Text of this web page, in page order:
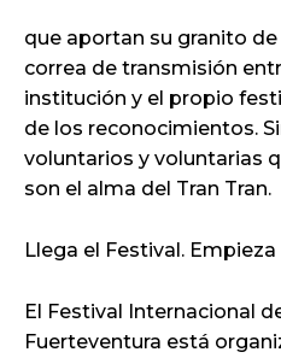
que aportan su granito de
correa de transmisión
institución y el propio
de los reconocimientos.
voluntarios y voluntarias
son el alma del Tran Tran.
Llega el Festival.
El Festival Internacional
Fuerteventura está